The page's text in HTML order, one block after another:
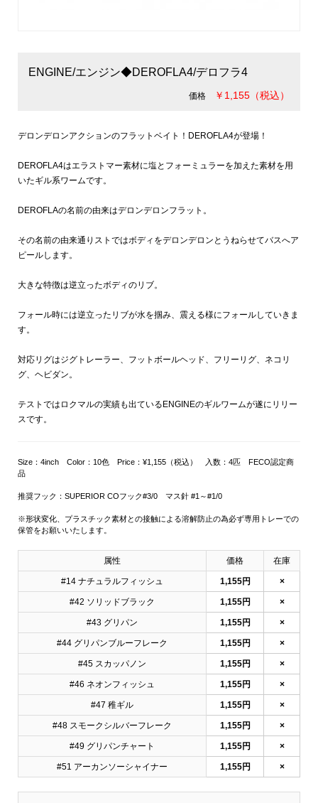
ENGINE/エンジン◆DEROFLA4/デロフラ4
価格 ￥1,155（税込）
デロンデロンアクションのフラットベイト！DEROFLA4が登場！
DEROFLA4はエラストマー素材に塩とフォーミュラーを加えた素材を用
いたギル系ワームです。
DEROFLAの名前の由来はデロンデロンフラット。
その名前の由来通りストではボディをデロンデロンとうねらせてバスへア
ピールします。
大きな特徴は逆立ったボディのリブ。
フォール時には逆立ったリブが水を掴み、震える様にフォールしていきま
す。
対応リグはジグトレーラー、フットボールヘッド、フリーリグ、ネコリ
グ、ヘビダン。
テストではロクマルの実績も出ているENGINEのギルワームが遂にリリー
スです。
Size：4inch Color：10色 Price：¥1,155（税込） 入数：4匹 FECO認定商
品
推奨フック：SUPERIOR COフック#3/0 マス針 #1～#1/0
※形状変化、プラスチック素材との接触による溶解防止の為必ず専用トレーでの
保管をお願いいたします。
属性 価格 在庫
#14 ナチュラルフィッシュ 1,155円 ×
#42 ソリッドブラック 1,155円 ×
#43 グリパン 1,155円 ×
#44 グリパンブルーフレーク 1,155円 ×
#45 スカッパノン 1,155円 ×
#46 ネオンフィッシュ 1,155円 ×
#47 稚ギル 1,155円 ×
#48 スモークシルバーフレーク 1,155円 ×
#49 グリパンチャート 1,155円 ×
#51 アーカンソーシャイナー 1,155円 ×